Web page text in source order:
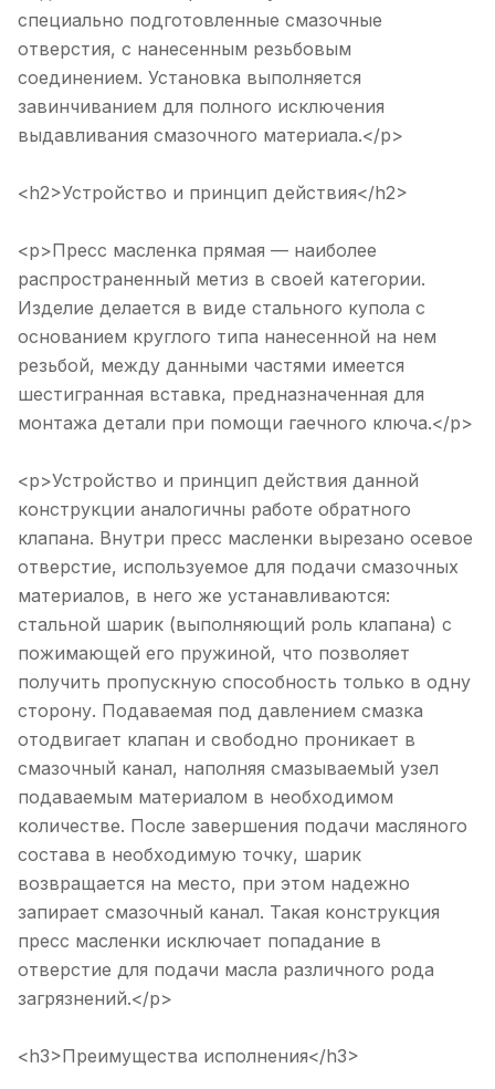
специально подготовленные смазочные
отверстия, с нанесенным резьбовым
соединением. Установка выполняется
завинчиванием для полного исключения
выдавливания смазочного материала.</p>
<h2>Устройство и принцип действия</h2>
<p>Пресс масленка прямая — наиболее
распространенный метиз в своей категории.
Изделие делается в виде стального купола с
основанием круглого типа нанесенной на нем
резьбой, между данными частями имеется
шестигранная вставка, предназначенная для
монтажа детали при помощи гаечного ключа.</p>
<p>Устройство и принцип действия данной
конструкции аналогичны работе обратного
клапана. Внутри пресс масленки вырезано осевое
отверстие, используемое для подачи смазочных
материалов, в него же устанавливаются:
стальной шарик (выполняющий роль клапана) с
пожимающей его пружиной, что позволяет
получить пропускную способность только в одну
сторону. Подаваемая под давлением смазка
отодвигает клапан и свободно проникает в
смазочный канал, наполняя смазываемый узел
подаваемым материалом в необходимом
количестве. После завершения подачи масляного
состава в необходимую точку, шарик
возвращается на место, при этом надежно
запирает смазочный канал. Такая конструкция
пресс масленки исключает попадание в
отверстие для подачи масла различного рода
загрязнений.</p>
<h3>Преимущества исполнения</h3>